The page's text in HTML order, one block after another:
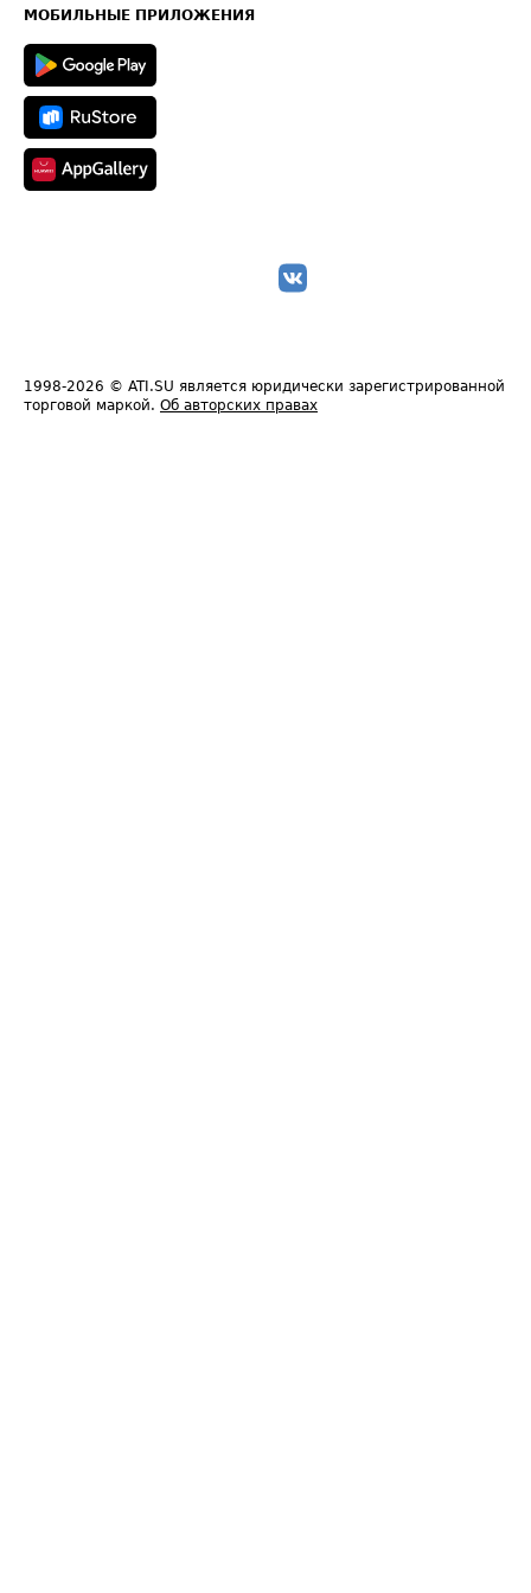
Техническая информация
МОБИЛЬНЫЕ ПРИЛОЖЕНИЯ
1998-2026 © ATI.SU является юридически зарегистрированной
торговой маркой. Об авторских правах